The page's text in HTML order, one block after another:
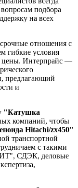
подбора
на всех
отношения с
гибкие условия
цены. Интерпрайс —
предлагающий
и
"Катушка
компаний, чтобы
Hitachi/zx450"
транспортной
с такими
СДЭК, деловые